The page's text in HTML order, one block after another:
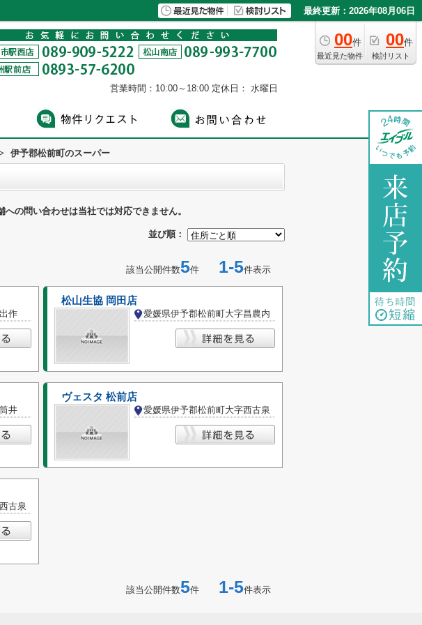
最終更新：2026年08月06日
00件
最近見た物件
00件
検討リスト
営業時間：10:00～18:00 定休日： 水曜日
伊予郡松前町のスーパー
の問い合わせは当社では対応できません。
並び順：
該当公開件数5件 1-5件表示
作
松山生協 岡田店
愛媛県伊予郡松前町大字昌農内
井
ヴェスタ 松前店
愛媛県伊予郡松前町大字西古泉
古泉
該当公開件数5件 1-5件表示